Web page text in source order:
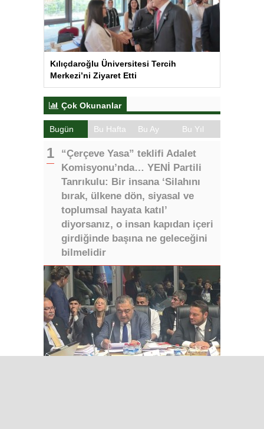
Kılıçdaroğlu Üniversitesi Tercih
Merkezi’ni Ziyaret Etti
Çok Okunanlar
Bugün Bu Hafta Bu Ay Bu Yıl
“Çerçeve Yasa” teklifi Adalet
Komisyonu’nda… YENİ Partili
Tanrıkulu: Bir insana ‘Silahını
bırak, ülkene dön, siyasal ve
toplumsal hayata katıl’
diyorsanız, o insan kapıdan içeri
girdiğinde başına ne geleceğini
bilmelidir